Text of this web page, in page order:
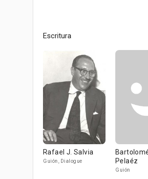
Escritura
Rafael J. Salvia
Guión, Dialogue
Pelaéz
Guión